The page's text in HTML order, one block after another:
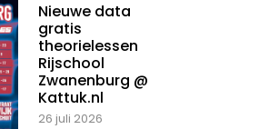
Nieuwe data
gratis
theorielessen
Rijschool
Zwanenburg @
Kattuk.nl
26 juli 2026